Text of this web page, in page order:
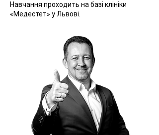
Навчання проходить на базі клініки
«Медестет» у Львові.